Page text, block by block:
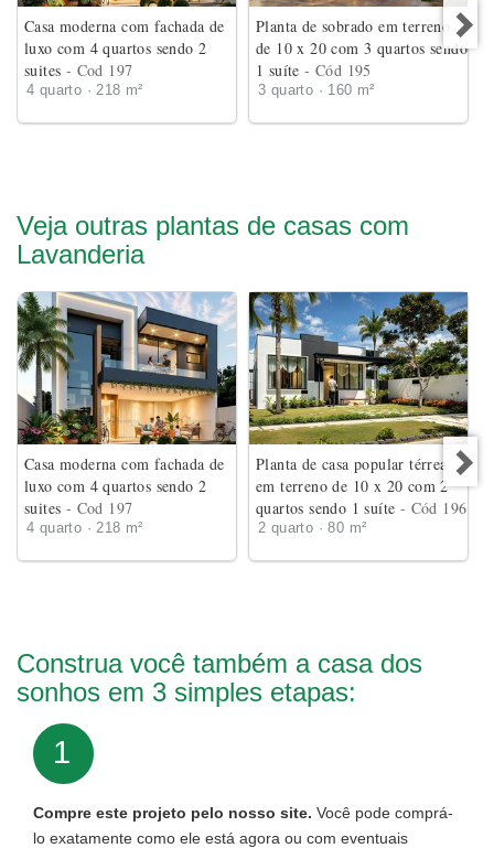
Casa moderna com fachada de
luxo com 4 quartos sendo 2
suites - Cod 197
4 quarto · 218 m²
Planta de sobrado em terreno
de 10 x 20 com 3 quartos sendo
1 suíte- Cód 195
3 quarto · 160 m²
Veja outras plantas de casas com
Lavanderia
Casa moderna com fachada de
luxo com 4 quartos sendo 2
suites - Cod 197
4 quarto · 218 m²
Planta de casa popular térrea
em terreno de 10 x 20 com 2
quartos sendo 1 suíte - Cód 196
2 quarto · 80 m²
Construa você também a casa dos
sonhos em 3 simples etapas:
1
Compre este projeto pelo nosso site. Você pode comprá-
lo exatamente como ele está agora ou com eventuais